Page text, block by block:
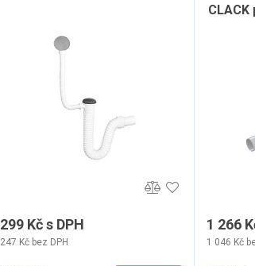
299 Kč s DPH
247 Kč bez DPH
1 266
1 046 Kč